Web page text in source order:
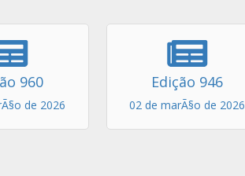
960
de 2026
Edição 946
02 de marÃ§o de 2026